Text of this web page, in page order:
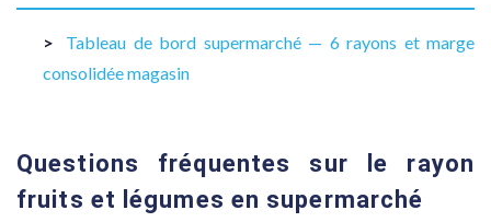
Tableau de bord supermarché — 6 rayons et marge
consolidée magasin
Questions fréquentes sur le rayon
fruits et légumes en supermarché